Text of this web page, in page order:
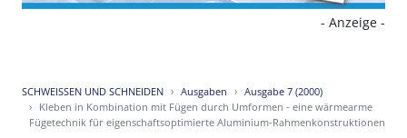
- Anzeige -
SCHWEISSEN UND SCHNEIDEN Ausgaben
Ausgabe 7 (2000)
Kleben in Kombination mit Fügen durch Umformen - eine wärmearme
Fügetechnik für eigenschaftsoptimierte Aluminium-Rahmenkonstruktionen